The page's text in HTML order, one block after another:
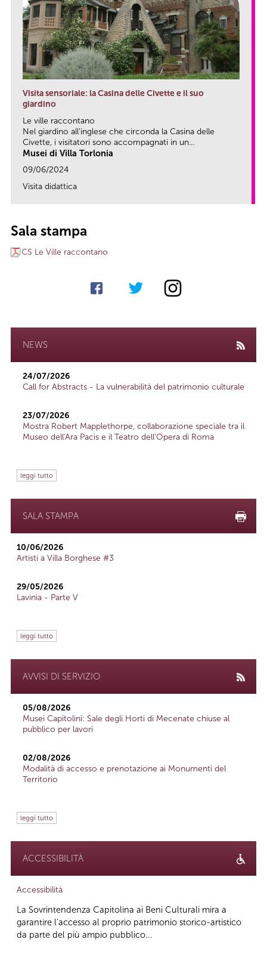
Visita sensoriale: la Casina delle Civette e il suo
giardino
Le ville raccontano
Nel giardino all’inglese che circonda la Casina delle
Civette, i visitatori sono accompagnati in un...
Musei di Villa Torlonia
09/06/2024
Visita didattica
Sala stampa
CS Le Ville raccontano
NEWS
24/07/2026
Call for Abstracts - La vulnerabilità del patrimonio culturale
23/07/2026
Mostra Robert Mapplethorpe, collaborazione speciale tra il
Museo dell'Ara Pacis e il Teatro dell'Opera di Roma
leggi tutto
SALA STAMPA
10/06/2026
Artisti a Villa Borghese #3
29/05/2026
Lavinia - Parte V
leggi tutto
AVVISI DI SERVIZIO
05/08/2026
Musei Capitolini: Sale degli Horti di Mecenate chiuse al
pubblico per lavori
02/08/2026
Modalità di accesso e prenotazione ai Monumenti del
Territorio
leggi tutto
ACCESSIBILITÀ
Accessibilità
La Sovrintendenza Capitolina ai Beni Culturali mira a
garantire l’accesso al proprio patrimonio storico-artistico
da parte del più ampio pubblico...